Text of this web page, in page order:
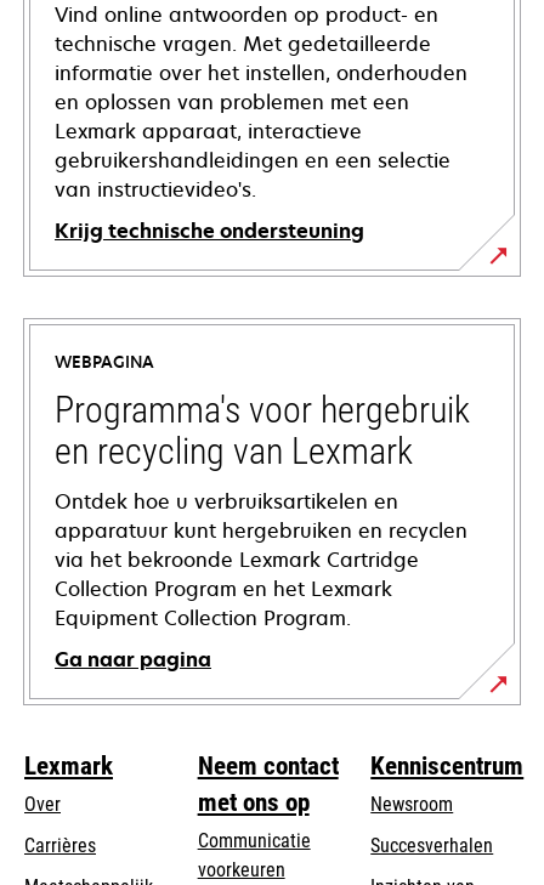
Vind online antwoorden op product- en
technische vragen. Met gedetailleerde
informatie over het instellen, onderhouden
en oplossen van problemen met een
Lexmark apparaat, interactieve
gebruikershandleidingen en een selectie
van instructievideo's.
Krijg technische ondersteuning
opens
in
new
tab
WEBPAGINA
Programma's voor hergebruik
en recycling van Lexmark
Ontdek hoe u verbruiksartikelen en
apparatuur kunt hergebruiken en recyclen
via het bekroonde Lexmark Cartridge
Collection Program en het Lexmark
Equipment Collection Program.
Ga naar pagina
Lexmark
Over
Carrières
Neem contact
met ons op
Communicatie
voorkeuren
Kenniscentrum
Newsroom
Succesverhalen